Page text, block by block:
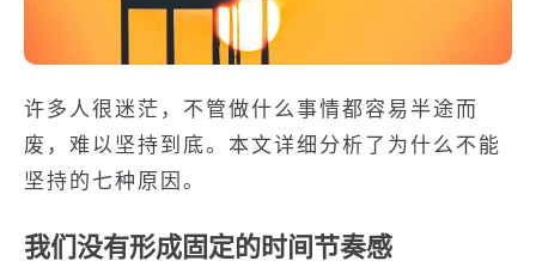
许多人很迷茫，不管做什么事情都容易半途而
废，难以坚持到底。本文详细分析了为什么不能
坚持的七种原因。
我们没有形成固定的时间节奏感